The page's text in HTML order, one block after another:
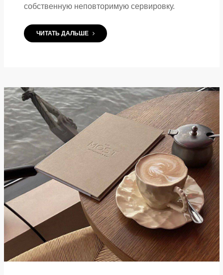
собственную неповторимую сервировку.
ЧИТАТЬ ДАЛЬШЕ